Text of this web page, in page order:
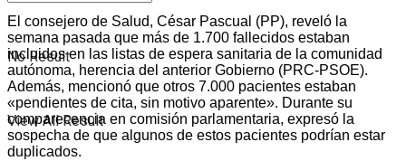
No Result
View All Result
El consejero de Salud, César Pascual (PP), reveló la
semana pasada que más de 1.700 fallecidos estaban
incluidos en las listas de espera sanitaria de la comunidad
autónoma, herencia del anterior Gobierno (PRC-PSOE).
Además, mencionó que otros 7.000 pacientes estaban
«pendientes de cita, sin motivo aparente». Durante su
comparecencia en comisión parlamentaria, expresó la
sospecha de que algunos de estos pacientes podrían estar
duplicados.